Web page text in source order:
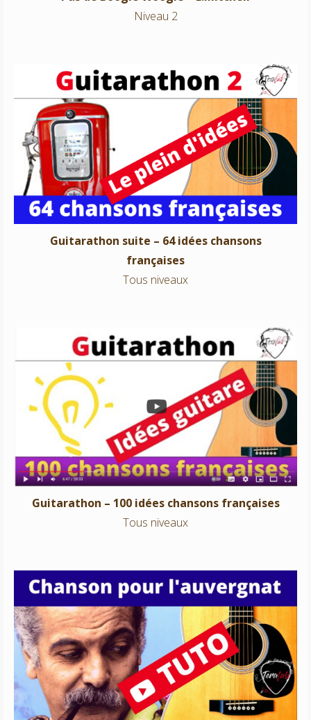
Niveau 2
Guitarathon suite – 64 idées chansons françaises
Tous niveaux
Guitarathon suite – 64 idées chansons
françaises
Tous niveaux
Guitarathon – 100 idées chansons françaises
Tous niveaux
Guitarathon – 100 idées chansons françaises
Tous niveaux
Chanson pour l’auvergnat – Georges Brassens
Niveau 2